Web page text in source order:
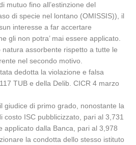
mutuo fino all’estinzione del
di specie nel lontano (OMISSIS)), il
interesse a far accertare
gli non potra’ mai essere applicato.
natura assorbente rispetto a tutte le
nel secondo motivo.
dedotta la violazione e falsa
TUB e della Delib. CICR 4 marzo
giudice di primo grado, nonostante la
costo ISC pubblicizzato, pari al 3,731
applicato dalla Banca, pari al 3,978
la condotta dello stesso istituto